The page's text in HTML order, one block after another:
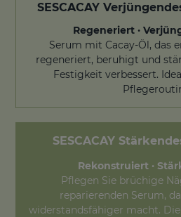
SESCACAY
Regeneriert ·
Serum mit Cacay-Öl, das
regeneriert, beruhigt und
Festigkeit verbessert.
SESCACAY
Rekonstruiert ·
Pflegen Sie brüchige
reparierenden Serum,
widerstandsfähiger macht.